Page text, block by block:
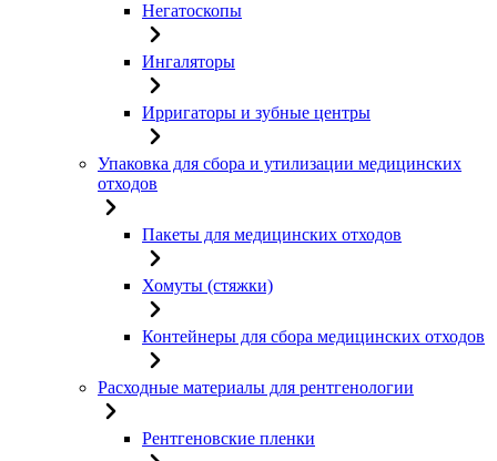
Негатоскопы
Ингаляторы
Ирригаторы и зубные центры
Упаковка для сбора и утилизации медицинских
отходов
Пакеты для медицинских отходов
Хомуты (стяжки)
Контейнеры для сбора медицинских отходов
Расходные материалы для рентгенологии
Рентгеновские пленки